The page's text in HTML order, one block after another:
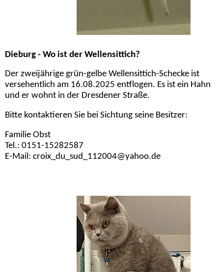
Dieburg - Wo ist der Wellensittich?
Der zweijährige grün-gelbe Wellensittich-Schecke ist
versehentlich am 16.08.2025 entflogen. Es ist ein Hahn
und er wohnt in der Dresdener Straße.
Bitte kontaktieren Sie bei Sichtung seine Besitzer:
Familie Obst
Tel.: 0151-15282587
E-Mail: croix_du_sud_112004@yahoo.de